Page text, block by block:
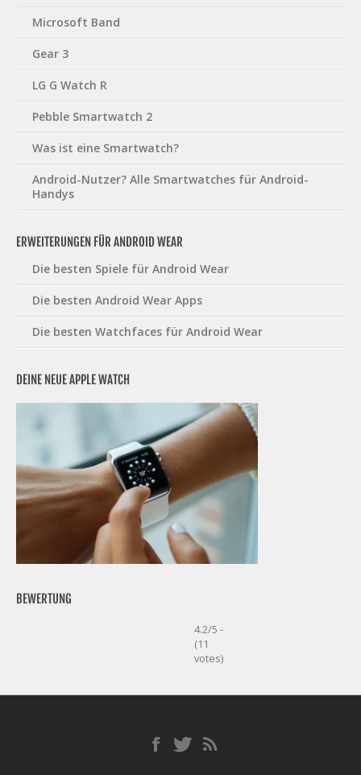
Microsoft Band
Gear 3
LG G Watch R
Pebble Smartwatch 2
Was ist eine Smartwatch?
Android-Nutzer? Alle Smartwatches für Android-
Handys
ERWEITERUNGEN FÜR ANDROID WEAR
Die besten Spiele für Android Wear
Die besten Android Wear Apps
Die besten Watchfaces für Android Wear
DEINE NEUE APPLE WATCH
BEWERTUNG
4.2/5 -
(11
votes)